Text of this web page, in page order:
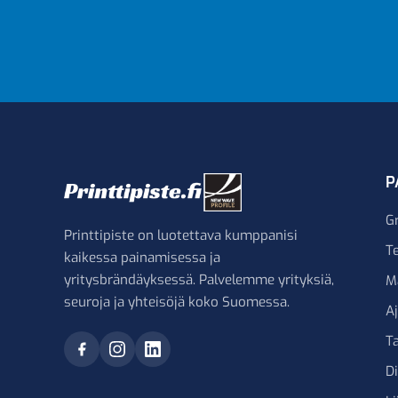
Printtipiste on luotettava kumppanisi
kaikessa painamisessa ja
yritysbrändäyksessä. Palvelemme yrityksiä,
seuroja ja yhteisöjä koko Suomessa.